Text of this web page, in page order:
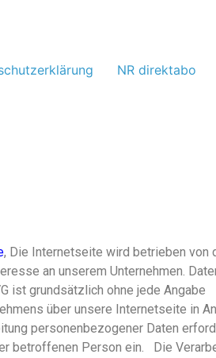
NR direktabo
, Die Internetseite wird betrieben von
an unserem Unternehmen.
ist grundsätzlich ohne jede Angabe
über unsere Internetseite in
personenbezogener Daten
betroffenen Person ein. Die